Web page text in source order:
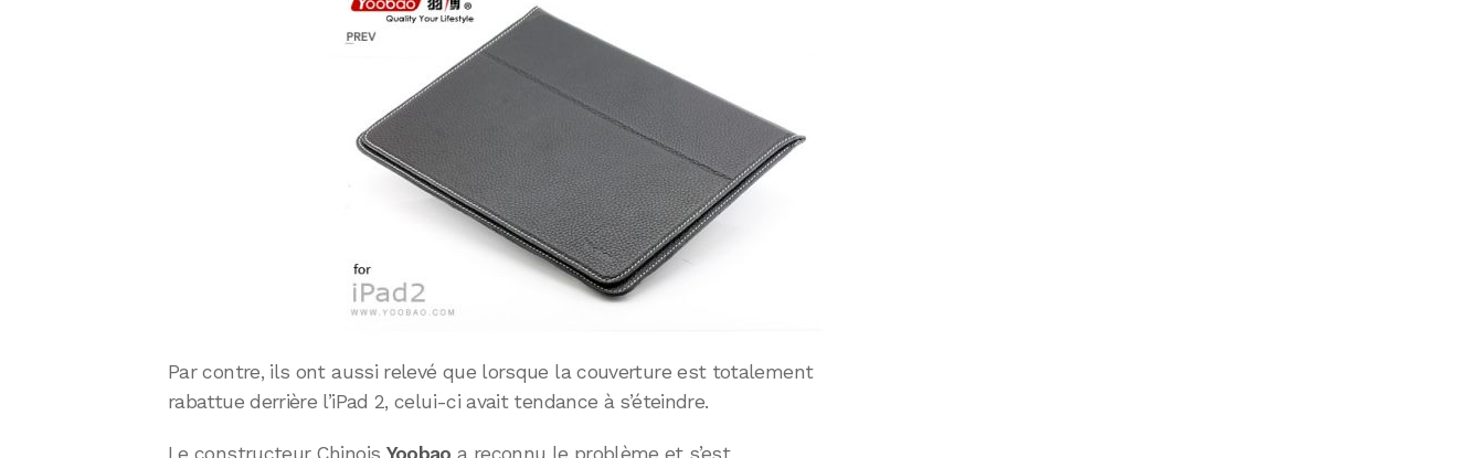
Par contre, ils ont aussi relevé que lorsque la couverture est totalement
rabattue derrière l’iPad 2, celui-ci avait tendance à s’éteindre.